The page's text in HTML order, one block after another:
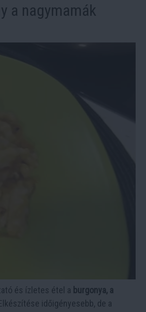
a nagymamák
és ízletes étel a burgonya, a
időigényesebb, de a